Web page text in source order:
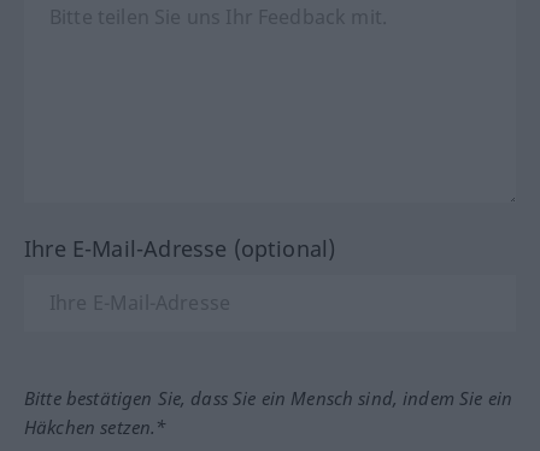
Ihre E-Mail-Adresse (optional)
Bitte bestätigen Sie, dass Sie ein Mensch sind, indem Sie ein
Häkchen setzen.*